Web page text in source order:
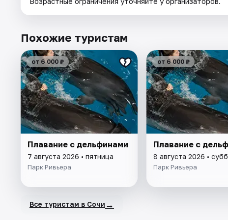
Похожие туристам
от 6 000 ₽
Плавание с дельфинами
7 августа 2026 • пятница
Парк Ривьера
от 6 000 ₽
Плавание с
8 августа 2026 •
Парк Ривьера
Все туристам в Сочи →